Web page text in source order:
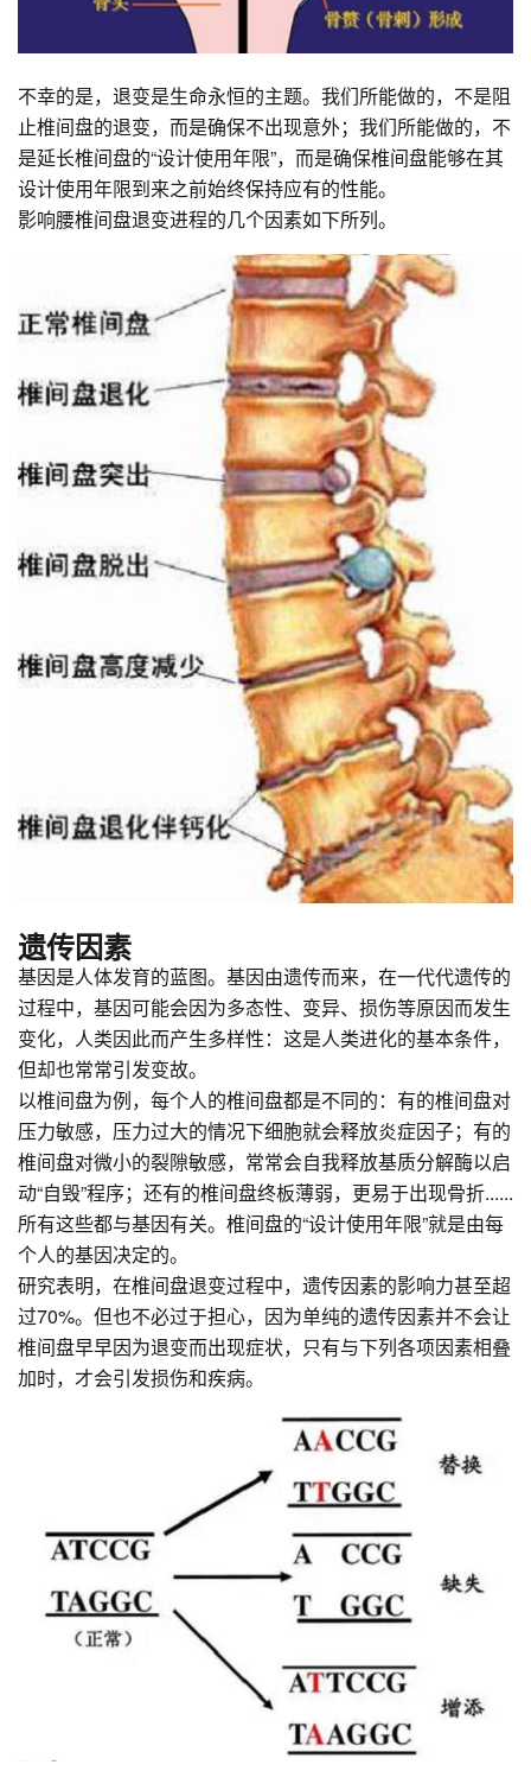
不幸的是，退变是生命永恒的主题。我们所能做的，不是阻
止椎间盘的退变，而是确保不出现意外；我们所能做的，不
是延长椎间盘的“设计使用年限”，而是确保椎间盘能够在其
设计使用年限到来之前始终保持应有的性能。
影响腰椎间盘退变进程的几个因素如下所列。
遗传因素
基因是人体发育的蓝图。基因由遗传而来，在一代代遗传的
过程中，基因可能会因为多态性、变异、损伤等原因而发生
变化，人类因此而产生多样性：这是人类进化的基本条件，
但却也常常引发变故。
以椎间盘为例，每个人的椎间盘都是不同的：有的椎间盘对
压力敏感，压力过大的情况下细胞就会释放炎症因子；有的
椎间盘对微小的裂隙敏感，常常会自我释放基质分解酶以启
动“自毁”程序；还有的椎间盘终板薄弱，更易于出现骨折......
所有这些都与基因有关。椎间盘的“设计使用年限”就是由每
个人的基因决定的。
研究表明，在椎间盘退变过程中，遗传因素的影响力甚至超
过70%。但也不必过于担心，因为单纯的遗传因素并不会让
椎间盘早早因为退变而出现症状，只有与下列各项因素相叠
加时，才会引发损伤和疾病。